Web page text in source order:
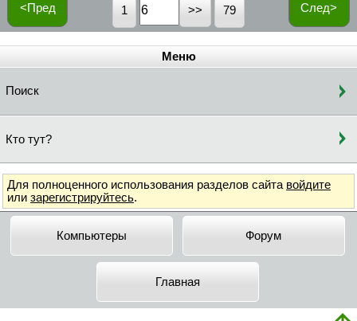
<Пред След>
1 79
Меню
Поиск
Кто тут?
Для полноценного использования разделов сайта войдите
или зарегистрируйтесь.
Компьютеры Форум
Главная